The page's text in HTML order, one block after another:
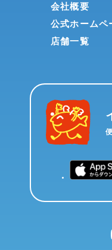
会社概要
公式ホームペ
店舗一覧